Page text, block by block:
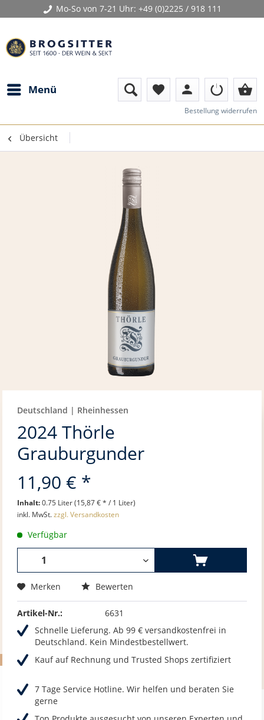
Mo-So von 7-21 Uhr: +49 (0)2225 / 918 111
Menü favorite person shopping_basket
Bestellung widerrufen
Übersicht
Deutschland | Rheinhessen
2024 Thörle
Grauburgunder
11,90 € *
Inhalt:0.75 Liter (15,87 € * / 1 Liter)
inkl. MwSt.zzgl. Versandkosten
Verfügbar
Merken Bewerten
Artikel-Nr.:
6631
Schnelle Lieferung. Ab 99 € versandkostenfrei in
Deutschland. Kein Mindestbestellwert.
Kauf auf Rechnung und Trusted Shops zertifiziert
7 Tage Service Hotline. Wir helfen und beraten Sie
gerne